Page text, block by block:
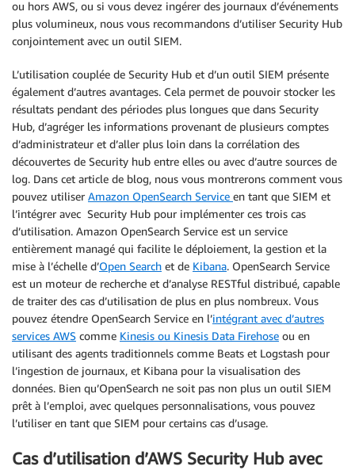
ou hors AWS, ou si vous devez ingérer des journaux d’événements
plus volumineux, nous vous recommandons d’utiliser Security Hub
conjointement avec un outil SIEM.
L’utilisation couplée de Security Hub et d’un outil SIEM présente
également d’autres avantages. Cela permet de pouvoir stocker les
résultats pendant des périodes plus longues que dans Security
Hub, d’agréger les informations provenant de plusieurs comptes
d’administrateur et d’aller plus loin dans la corrélation des
découvertes de Security hub entre elles ou avec d’autre sources de
log. Dans cet article de blog, nous vous montrerons comment vous
pouvez utiliser Amazon OpenSearch Service en tant que SIEM et
l’intégrer avec Security Hub pour implémenter ces trois cas
d’utilisation. Amazon OpenSearch Service est un service
entièrement managé qui facilite le déploiement, la gestion et la
mise à l’échelle d’Open Search et de Kibana. OpenSearch Service
est un moteur de recherche et d’analyse RESTful distribué, capable
de traiter des cas d’utilisation de plus en plus nombreux. Vous
pouvez étendre OpenSearch Service en l’intégrant avec d’autres
services AWS comme Kinesis ou Kinesis Data Firehose ou en
utilisant des agents traditionnels comme Beats et Logstash pour
l’ingestion de journaux, et Kibana pour la visualisation des
données. Bien qu’OpenSearch ne soit pas non plus un outil SIEM
prêt à l’emploi, avec quelques personnalisations, vous pouvez
l’utiliser en tant que SIEM pour certains cas d’usage.
Cas d’utilisation d’AWS Security Hub avec